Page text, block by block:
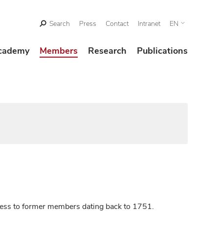
Search Press Contact Intranet EN
Members Research Publications
to former members dating back to 1751.